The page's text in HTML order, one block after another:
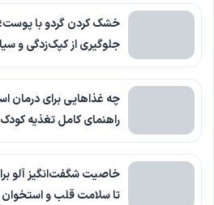
خشک کردن گردو با
جلوگیری از کپک‌زدگی و
چه غذاهایی برای درمان
راهنمای کامل تغذیه کودک
خاصیت شگفت‌انگیز آلو
تا سلامت قلب و استخوان